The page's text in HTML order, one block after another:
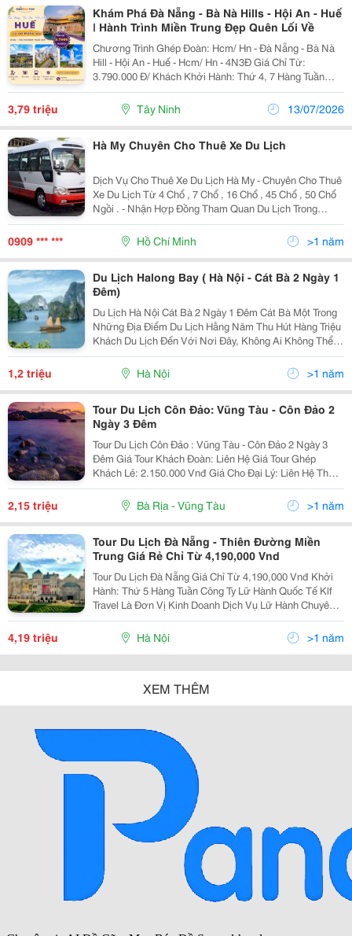
Khám Phá Đà Nẵng - Bà Nà Hills - Hội An - Huế
| Hành Trình Miền Trung Đẹp Quên Lối Về
Chương Trình Ghép Đoàn: Hcm/ Hn - Đà Nẵng - Bà Nà
Hill - Hội An - Huế - Hcm/ Hn - 4N3Đ Giá Chỉ Từ:
3.790.000 Đ/ Khách Khởi Hành: Thứ 4, 7 Hàng Tuần
================ Bao Gồm: Xe Du Lịch Đời Mới
Đón Tiễn Và Tham Quan Theo Lịch Trình Khách...
3,79 triệu Tây Ninh 13/07/2026
Hà My Chuyên Cho Thuê Xe Du Lịch
Dịch Vụ Cho Thuê Xe Du Lịch Hà My - Chuyên Cho Thuê
Xe Du Lịch Từ 4 Chổ , 7 Chổ , 16 Chổ , 45 Chổ , 50 Chổ
Ngồi . - Nhận Hợp Đồng Tham Quan Du Lịch Trong
Nước - Nhận Hợp Đồng Thuê Xe Tháng Dài Hạn , Ngắn
Hạn Các Quý Công Ty , Dntn Trong Nước - Nhận H
0909 *** *** Hồ Chí Minh >1 năm
Du Lịch Halong Bay ( Hà Nội - Cát Bà 2 Ngày 1
Đêm)
Du Lịch Hà Nội Cát Bà 2 Ngày 1 Đêm Cát Bà Một Trong
Những Địa Điểm Du Lịch Hằng Năm Thu Hút Hàng Triệu
Khách Du Lịch Đến Với Nơi Đây, Không Ai Không Thể
Phủ Nhận Vẻ Đẹp Của Vùng Biển Cát Bà Xinh Đẹp Và
Huyền Ảo Làm Mê Hoặc Long Người Khi Đến Với...
1,2 triệu Hà Nội >1 năm
Tour Du Lịch Côn Đảo: Vũng Tàu - Côn Đảo 2
Ngày 3 Đêm
Tour Du Lịch Côn Đảo : Vũng Tàu - Côn Đảo 2 Ngày 3
Đêm Giá Tour Khách Đoàn: Liên Hệ Giá Tour Ghép
Khách Lẻ: 2.150.000 Vnđ Giá Cho Đại Lý: Liên Hệ Thời
Gian: Tour 2 Ngày 3 Đêm Khởi Hành: 10/07; 17/07;
24/07 Phương Tiện: Ô Tô, Tàu
2,15 triệu Bà Rịa - Vũng Tàu >1 năm
Tour Du Lịch Đà Nẵng - Thiên Đường Miền
Trung Giá Rẻ Chỉ Từ 4,190,000 Vnd
Tour Du Lịch Đà Nẵng Giá Chỉ Từ 4,190,000 Vnđ Khởi
Hành: Thứ 5 Hàng Tuần Công Ty Lữ Hành Quốc Tế Klf
Travel Là Đơn Vị Kinh Doanh Dịch Vụ Lữ Hành Chuyên
Nghiệp Thuộc Tập Đoàn Flc , Chúng Tôi Chuyên Kinh
Doanh Các Tour Du Lịch Trong Nước Và Quốc Tế,
4,19 triệu Hà Nội >1 năm
XEM THÊM